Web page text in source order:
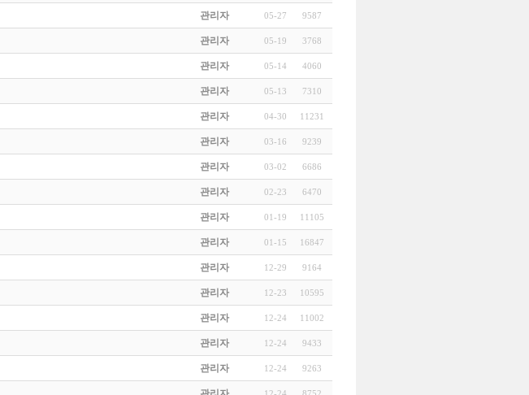
관리자 05-27 9587
관리자 05-19 3768
관리자 05-14 4060
관리자 05-13 7310
관리자 04-30 11231
관리자 03-16 9239
관리자 03-02 6686
관리자 02-23 6470
관리자 01-19 11105
관리자 01-15 16847
관리자 12-29 9164
관리자 12-23 10595
관리자 12-24 11002
관리자 12-24 9433
관리자 12-24 9263